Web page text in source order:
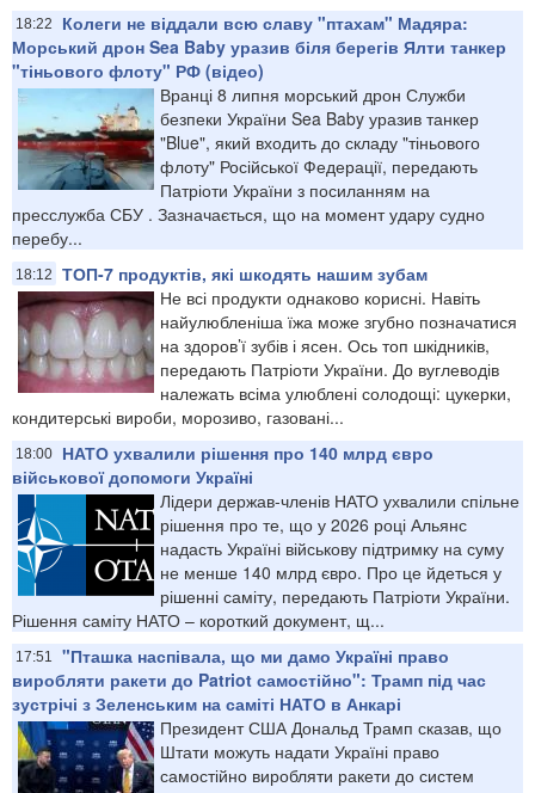
18:22
Колеги не віддали всю славу "птахам" Мадяра:
Морський дрон Sea Baby уразив біля берегів Ялти танкер
"тіньового флоту" РФ (відео)
Вранці 8 липня морський дрон Служби
безпеки України Sea Baby уразив танкер
"Blue", який входить до складу "тіньового
флоту" Російської Федерації, передають
Патріоти України з посиланням на
пресслужба СБУ . Зазначається, що на момент удару судно
перебу...
18:12
ТОП-7 продуктів, які шкодять нашим зубам
Не всі продукти однаково корисні. Навіть
найулюбленіша їжа може згубно позначатися
на здоров’ї зубів і ясен. Ось топ шкідників,
передають Патріоти України. До вуглеводів
належать всіма улюблені солодощі: цукерки,
кондитерські вироби, морозиво, газовані...
18:00
НАТО ухвалили рішення про 140 млрд євро
військової допомоги Україні
Лідери держав-членів НАТО ухвалили спільне
рішення про те, що у 2026 році Альянс
надасть Україні військову підтримку на суму
не менше 140 млрд євро. Про це йдеться у
рішенні саміту, передають Патріоти України.
Рішення саміту НАТО – короткий документ, щ...
17:51
"Пташка наспівала, що ми дамо Україні право
виробляти ракети до Patriot самостійно": Трамп під час
зустрічі з Зеленським на саміті НАТО в Анкарі
Президент США Дональд Трамп сказав, що
Штати можуть надати Україні право
самостійно виробляти ракети до систем